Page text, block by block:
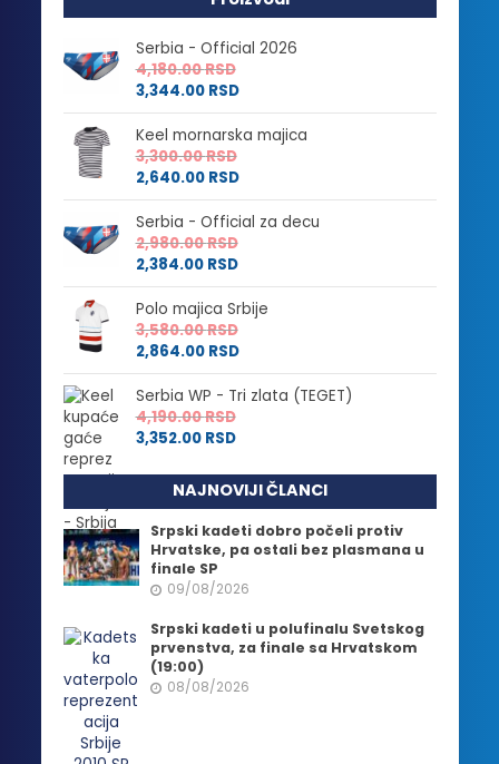
Serbia - Official 2026
4,180.00RSD
3,344.00 RSD
Keel mornarska majica
3,300.00RSD
2,640.00 RSD
Serbia - Official za decu
2,980.00RSD
2,384.00 RSD
Polo majica Srbije
3,580.00RSD
2,864.00 RSD
Serbia WP - Tri zlata (TEGET)
4,190.00RSD
3,352.00 RSD
NAJNOVIJI ČLANCI
Srpski kadeti dobro počeli protiv
Hrvatske, pa ostali bez plasmana u
finale SP
09/08/2026
Srpski kadeti u polufinalu Svetskog
prvenstva, za finale sa Hrvatskom
(19:00)
08/08/2026